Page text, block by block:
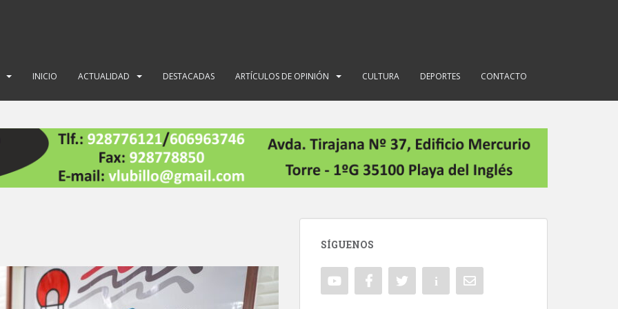
INICIO ACTUALIDAD DESTACADAS ARTÍCULOS DE OPINIÓN CULTURA DEPORTES CONTACTO
SÍGUENOS